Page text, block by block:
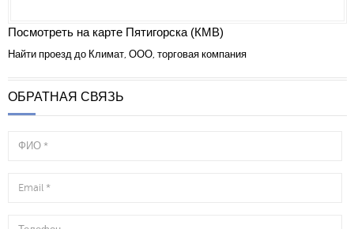
Посмотреть на карте Пятигорска (КМВ)
Найти проезд до Климат, ООО, торговая компания
ОБРАТНАЯ СВЯЗЬ
имя
mail